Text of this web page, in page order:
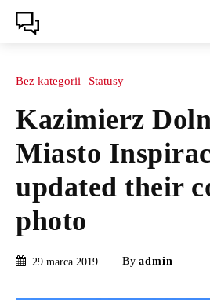
Bez kategorii Statusy
Kazimierz
Miasto
updated their
photo
29 marca 2019 By admin